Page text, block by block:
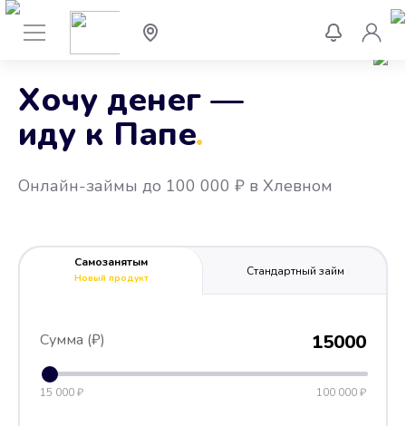
Хочу денег —
иду к Папе
.
Онлайн-займы до 100 000 ₽ в Хлевном
Самозанятым
Новый продукт
Стандартный займ
Сумма (₽) 15000
15 000 ₽ 100 000 ₽